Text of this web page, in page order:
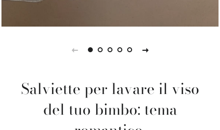
Salviette per lavare il viso
del tuo bimbo: tema